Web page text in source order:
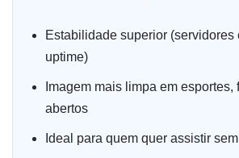
Estabilidade superior (servidores
uptime)
Imagem mais limpa em
abertos
Ideal para quem quer assistir